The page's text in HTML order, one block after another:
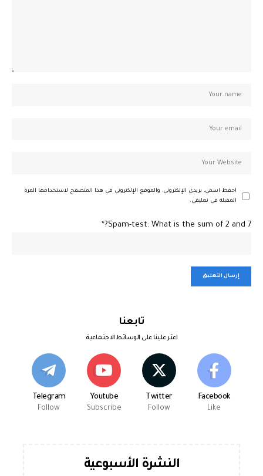
احفظ اسمي، بريدي الإلكتروني، والموقع الإلكتروني في هذا المتصفح لاستخدامها المرة
المقبلة في تعليقي.
Spam-test: What is the sum of 2 and 7?*
تابعنا
اعثر علينا على الوسائط الاجتماعية
Facebook
Like
Twitter
Follow
Youtube
Subscribe
Telegram
Follow
النشرة الأسبوعية